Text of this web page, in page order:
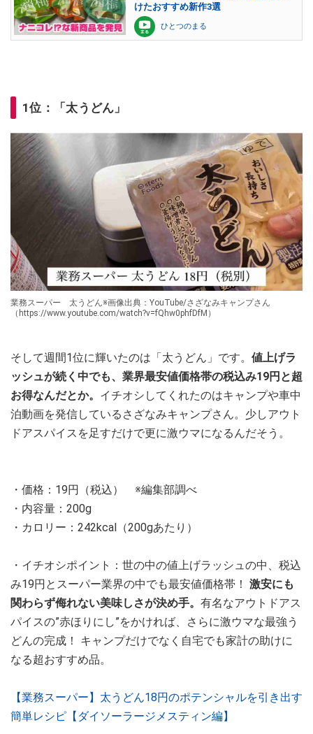
けたおすすめ新作3選
ひとつのまる
1位：「太うどん」
業務スーパー 太うどん※画像出典：YouTube/さざなみキャンプさん
（https://www.youtube.com/watch?v=fQhw0phfDfM）
そして週間1位に輝いたのは「太うどん」です。 値上げラ
ッシュが続く中でも、業界最安値価格帯の税込み19円と超
お得なんだとか。 イチオシしてくれたのはキャンプや車中
泊動画を発信しているさざなみキャンプさん。少しアウト
ドアスパイスを足すだけで更に激ウマになるんだそう。
・価格：19円（税込） ※編集部調べ
・内容量：200g
・カロリー：242kcal（200gあたり）
・イチオシポイント：世の中の値上げラッシュの中、税込
み19円とスーパー業界の中でも最安値価格帯！ 激安にも
関わらず侮れない美味しさが決め手。 有名なアウトドアス
パイスの”赤ほりにし”をかければ、さらに激ウマな最強う
どんの完成！ キャンプだけでなく自宅でも家計の助けに
なる超おすすめ品。
【業務スーパー】太うどん18円のポテンシャルを引き出す
簡単レシピ【ダイソーラージメスティン編】